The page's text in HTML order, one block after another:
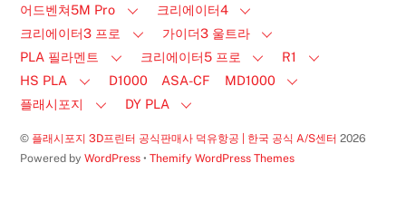
어드벤쳐5M Pro
크리에이터4
크리에이터3 프로
가이더3 울트라
PLA 필라멘트
크리에이터5 프로
R1
HS PLA
D1000 ASA-CF
MD1000
플래시포지
DY PLA
© 플래시포지 3D프린터 공식판매사 덕유항공 | 한국 공식 A/S센터 2026
Powered byWordPress •Themify WordPress Themes